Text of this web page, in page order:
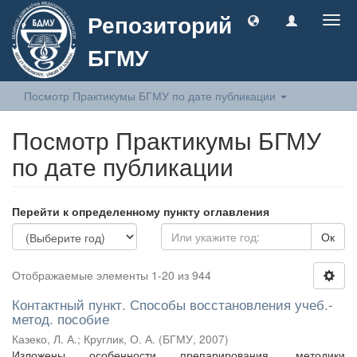
Репозиторий
БГМУ
Посмотр Практикумы БГМУ по дате публикации
Посмотр Практикумы БГМУ
по дате публикации
Перейти к определенному пункту оглавления
Ок
Отображаемые элементы 1-20 из 944
Контактный пункт. Способы восстановления учеб.-
метод. пособие
Казеко, Л. А.; Круглик, О. А. (БГМУ, 2007)